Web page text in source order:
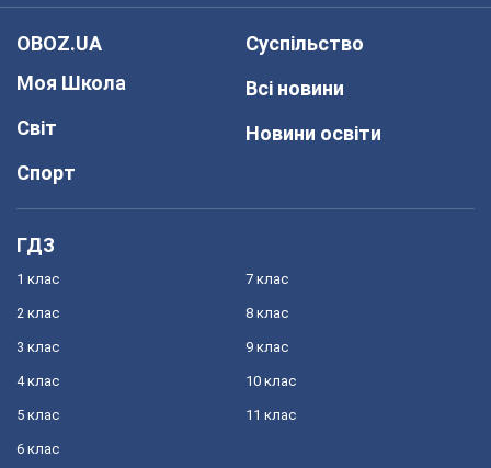
OBOZ.UA
Моя Школа
Світ
Спорт
Суспільство
Всі новини
Новини освіти
ГДЗ
1 клас
2 клас
3 клас
4 клас
5 клас
6 клас
7 клас
8 клас
9 клас
10 клас
11 клас